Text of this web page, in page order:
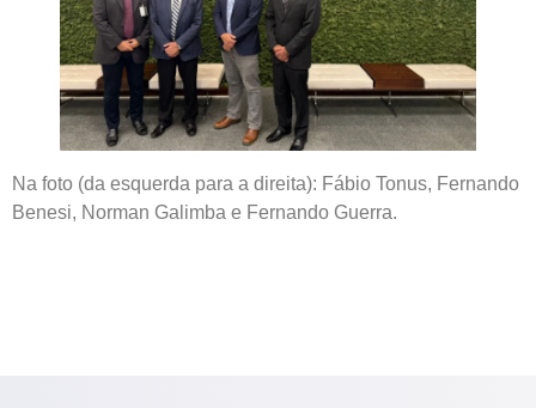
Na foto (da esquerda para a direita): Fábio Tonus, Fernando
Benesi, Norman Galimba e Fernando Guerra.